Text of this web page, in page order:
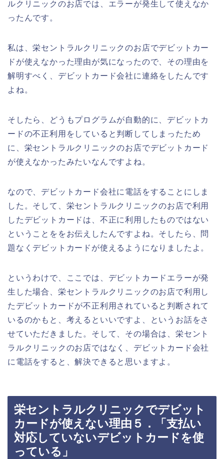
ルクリニックのお店では、エラーが発生して使えなか
ったんです。
私は、栄セントラルクリニックのお店でデビットカー
ドが使えなかった理由が気になったので、その理由を
解明すべく、デビットカード会社に連絡をしたんです
よね。
そしたら、どうもプログラムが自動的に、デビットカ
ードの不正利用をしていると判断してしまったため
に、栄セントラルクリニックのお店でデビットカード
が使えなかったみたいなんですよね。
なので、デビットカード会社に電話をすることにしま
した。そして、栄セントラルクリニックのお店で利用
したデビットカードは、不正に利用したものではない
ということををお伝えしたんですよね。そしたら、問
題なくデビットカードが使えるようになりましたよ。
というわけで、ここでは、デビットカードエラーが発
生した場合、栄セントラルクリニックのお店で利用し
たデビットカードが不正利用されていると判断されて
いるのかもと、考えるといいですよ、というお話をさ
せていただきました。そして、その場合は、栄セント
ラルクリニックのお店ではなく、デビットカード会社
に電話をすると、解決できると思いますよ。
栄セントラルクリニックでデビット
カードが使えない理由５．「支払い
対応していないデビットカードを使
っている」